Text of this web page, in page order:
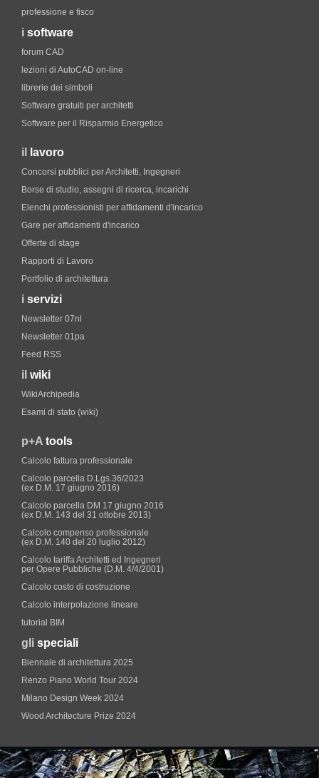
professione e fisco
i software
forum CAD
lezioni di AutoCAD on-line
librerie dei simboli
Software gratuiti per architetti
Software per il Risparmio Energetico
il lavoro
Concorsi pubblici per Architetti, Ingegneri
Borse di studio, assegni di ricerca, incarichi
Elenchi professionisti per affidamenti d'incarico
Gare per affidamenti d'incarico
Offerte di stage
Rapporti di Lavoro
Portfolio di architettura
i servizi
Newsletter 07nl
Newsletter 01pa
Feed RSS
il wiki
WikiArchipedia
Esami di stato (wiki)
p+A tools
Calcolo fattura professionale
Calcolo parcella D.Lgs.36/2023
(ex D.M. 17 giugno 2016)
Calcolo parcella DM 17 giugno 2016
(ex D.M. 143 del 31 ottobre 2013)
Calcolo compenso professionale
(ex D.M. 140 del 20 luglio 2012)
Calcolo tariffa Architetti ed Ingegneri
per Opere Pubbliche (D.M. 4/4/2001)
Calcolo costo di costruzione
Calcolo interpolazione lineare
tutorial BIM
gli speciali
Biennale di architettura 2025
Renzo Piano World Tour 2024
Milano Design Week 2024
Wood Architecture Prize 2024